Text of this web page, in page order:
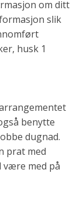
om ditt
slik
husk 1
benytte
dugnad.
prat med
være med på